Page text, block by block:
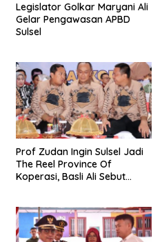
Legislator Golkar Maryani Ali
Gelar Pengawasan APBD
Sulsel
Prof Zudan Ingin Sulsel Jadi
The Reel Province Of
Koperasi, Basli Ali Sebut
Sulsel